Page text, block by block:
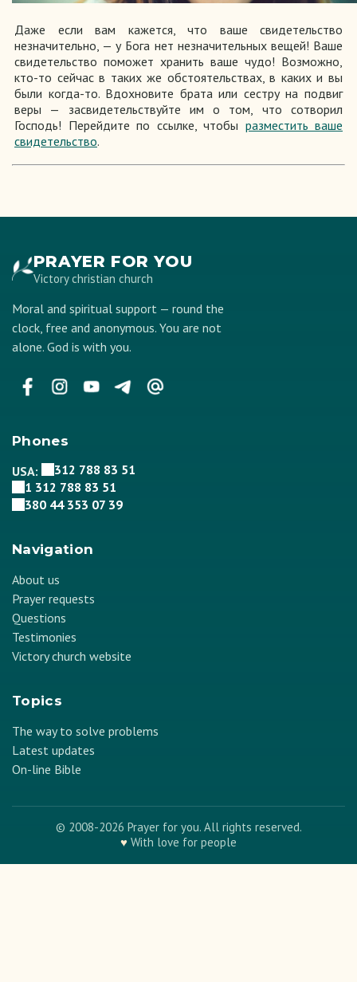
Даже если вам кажется, что ваше свидетельство
незначительно, — у Бога нет незначительных вещей! Ваше
свидетельство поможет хранить ваше чудо! Возможно,
кто-то сейчас в таких же обстоятельствах, в каких и вы
были когда-то. Вдохновите брата или сестру на подвиг
веры — засвидетельствуйте им о том, что сотворил
Господь! Перейдите по ссылке, чтобы разместить ваше
свидетельство.
PRAYER FOR YOU
Victory christian church
Moral and spiritual support — round the
clock, free and anonymous. You are not
alone. God is with you.
Phones
USA:
312 788 83 51
1 312 788 83 51
380 44 353 07 39
Navigation
About us
Prayer requests
Questions
Testimonies
Victory church website
Topics
The way to solve problems
Latest updates
On-line Bible
© 2008-2026 Prayer for you. All rights reserved.
♥ With love for people